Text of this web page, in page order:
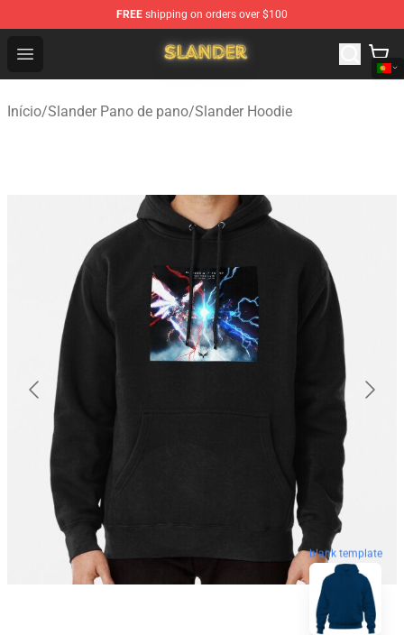
FREE shipping on orders over $100
Open menu
Slander Shop - Official Slander Merchandise Store
Início/Slander Pano de pano/Slander Hoodie
blank template